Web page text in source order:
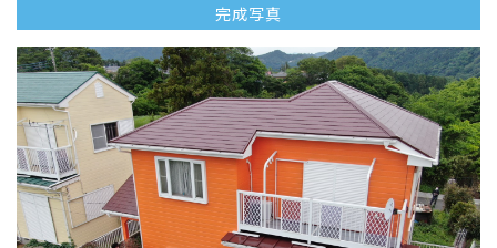
完成写真